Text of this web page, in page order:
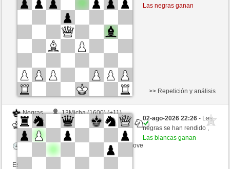
Tiempo: 12 minutes/side + 8 seconds/move
Esta partida es por puntos
Las negras ganan
Negras
13Micha (1600) (+11)
Blancas
Lord_of_War (1485) (-11)
Tiempo: 12 minutes/side + 8 seconds/move
Esta partida es por puntos
>> Repetición y análisis
02-ago-2026 22:26- Las
negras se han rendido ,
Las blancas ganan